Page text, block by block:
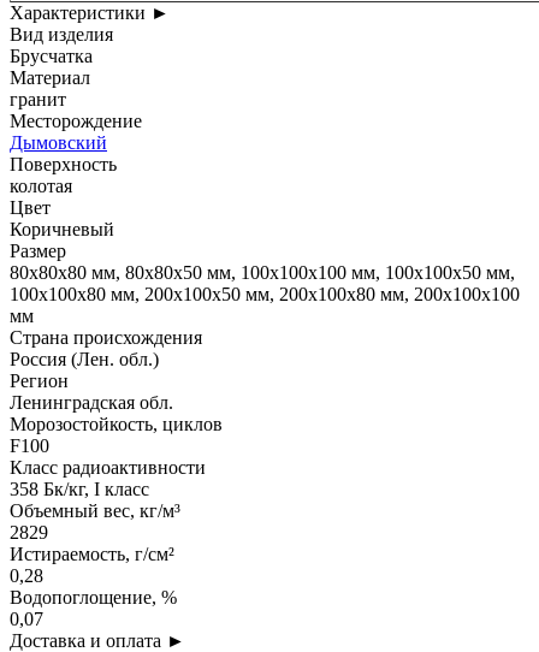
Характеристики ►
Вид изделия
Брусчатка
Материал
гранит
Месторождение
Дымовский
Поверхность
колотая
Цвет
Коричневый
Размер
80x80x80 мм, 80x80x50 мм, 100x100x100 мм, 100x100x50 мм,
100x100x80 мм, 200x100x50 мм, 200x100x80 мм, 200x100x100
мм
Страна происхождения
Россия (Лен. обл.)
Регион
Ленинградская обл.
Морозостойкость, циклов
F100
Класс радиоактивности
358 Бк/кг, I класс
Объемный вес, кг/м³
2829
Истираемость, г/см²
0,28
Водопоглощение, %
0,07
Доставка и оплата ►